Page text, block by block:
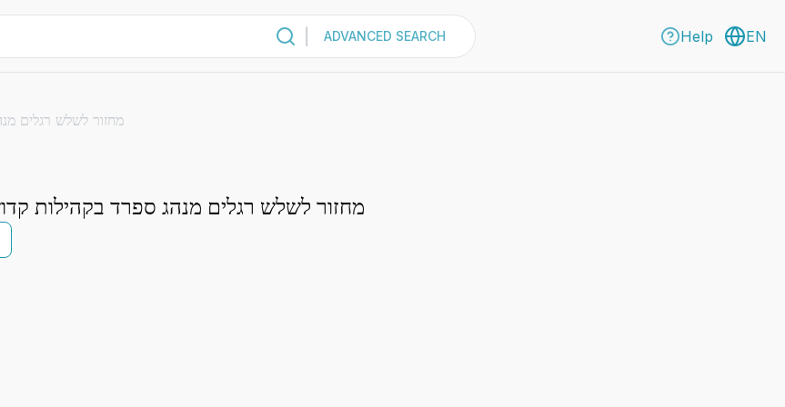
ADVANCED SEARCH Help EN
מחזור לשלש רגלים
מחזור לשלש רגלים מנהג ספרד בקהילות